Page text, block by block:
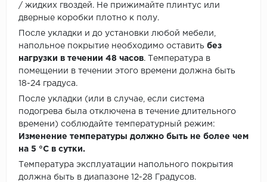
/ жидких гвоздей. Не прижимайте плинтус или
дверные коробки плотно к полу.
После укладки и до установки любой мебели,
напольное покрытие необходимо оставить без
нагрузки в течении 48 часов. Температура в
помещении в течении этого времени должна быть
18-24 градуса.
После укладки (или в случае, если система
подогрева была отключена в течение длительного
времени) соблюдайте температурный режим:
Изменение температуры должно быть не более чем
на 5 °C в сутки.
Температура эксплуатации напольного покрытия
должна быть в диапазоне 12-28 Градусов.